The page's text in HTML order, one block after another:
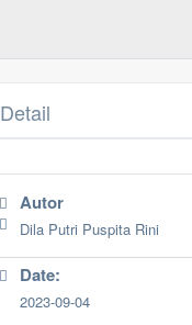
Detail
Autor
Dila Putri Puspita Rini
Date:
2023-09-04